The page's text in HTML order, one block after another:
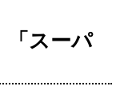
スーパ